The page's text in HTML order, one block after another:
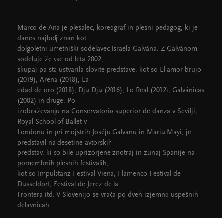
Marco de Ana je plesalec, koreograf in plesni pedagog, ki je
danes najbolj znan kot
dolgoletni umetniški sodelavec Israela Galvána. Z Galvánom
sodeluje že vse od leta 2002,
skupaj pa sta ustvarila slovite predstave, kot so El amor brujo
(2019), Arena (2018), La
edad de oro (2018), Dju Dju (2016), Lo Real (2012), Galvánicas
(2002) in druge. Po
izobraževanju na Conservatorio superior de danza v Sevilji,
Royal School of Ballet v
Londonu in pri mojstrih Joséju Galvanu in Mariu Mayi, je
predstavil na desetine avtorskih
predstav, ki so bile uprizorjene znotraj in zunaj Španije na
pomembnih plesnih festivalih,
kot so Impulstanz Festival Viena, Flamenco Festival de
Düsseldorf, Festival de Jerez de la
Frontera itd. V Slovenijo se vrača po dveh izjemno uspešnih
delavnicah.